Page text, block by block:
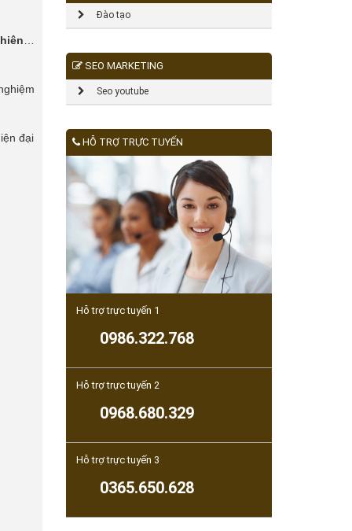
đại
Đào tạo
SEO MARKETING
Seo youtube
HỖ TRỢ TRỰC TUYẾN
Hỗ trợ trực tuyến 1
0986.322.768
Hỗ trợ trực tuyến 2
0968.680.329
Hỗ trợ trực tuyến 3
0365.650.628